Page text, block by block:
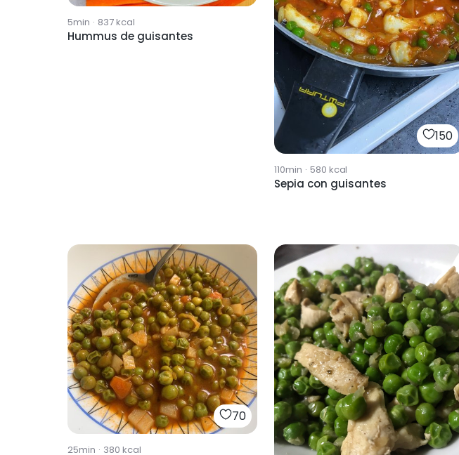
5min · 837kcal
Hummus de guisantes
150
110min · 580 kcal
Sepia con guisantes
70
25min · 380 kcal